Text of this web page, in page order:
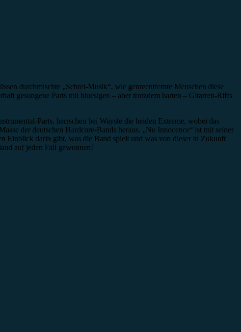
durchmischte „Schrei-Musik“, wie genreentfernte Menschen diese
gesungene Parts mit bluesigen – aber trotzdem harten – Gitarren-Riffs
Parts, herrschen bei Wayste die beiden Extreme, wobei das
der deutschen Hardcore-Bands heraus. „No Innocence“ ist mit seiner
Einblick darin gibt, was die Band spielt und was von dieser in Zukunft
auf jeden Fall gewonnen!